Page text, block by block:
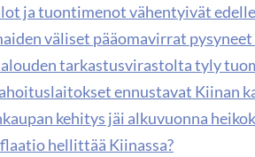
ja tuontimenot vähentyivät
väliset pääomavirrat
tarkastusvirastolta tyly
ennustavat Kiinan
kehitys jäi alkuvuonna
hellittää Kiinassa?